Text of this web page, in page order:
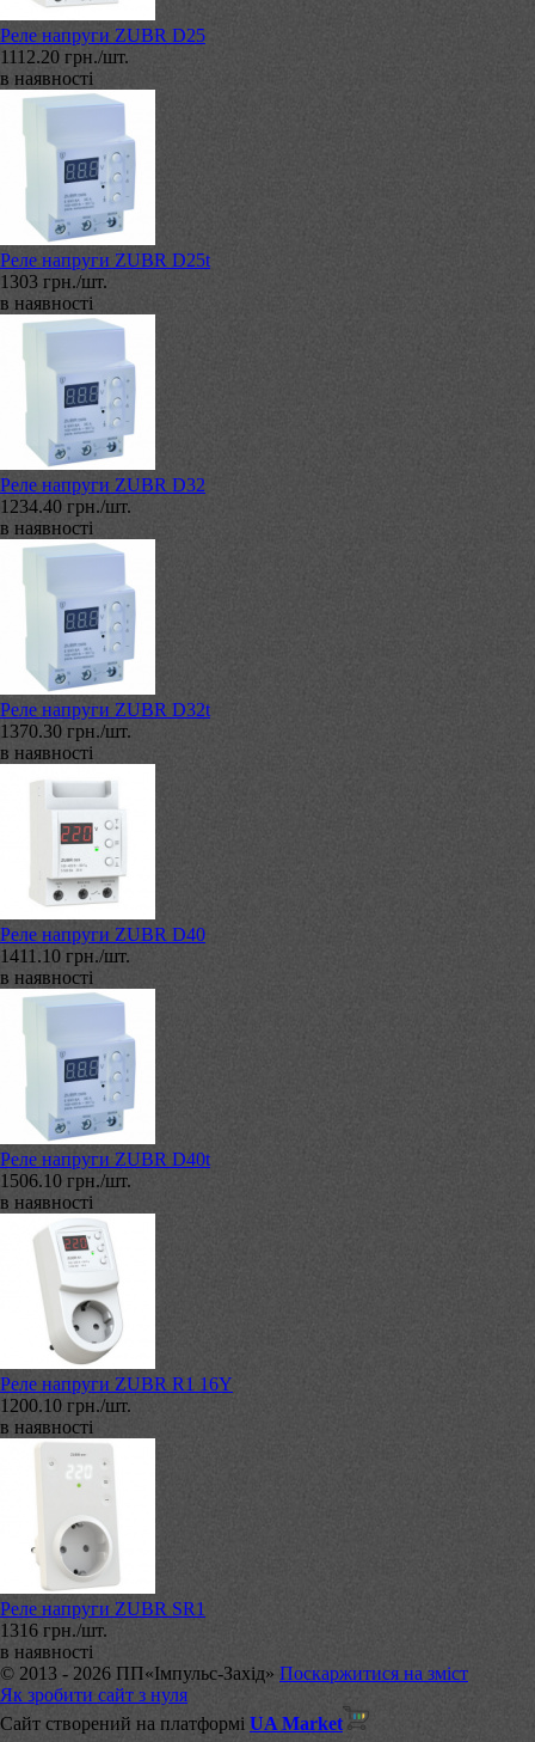
Реле напруги ZUBR D25
1112.20 грн./шт.
в наявності
Реле напруги ZUBR D25t
1303 грн./шт.
в наявності
Реле напруги ZUBR D32
1234.40 грн./шт.
в наявності
Реле напруги ZUBR D32t
1370.30 грн./шт.
в наявності
Реле напруги ZUBR D40
1411.10 грн./шт.
в наявності
Реле напруги ZUBR D40t
1506.10 грн./шт.
в наявності
Реле напруги ZUBR R1 16Y
1200.10 грн./шт.
в наявності
Реле напруги ZUBR SR1
1316 грн./шт.
в наявності
© 2013 - 2026 ПП«Імпульс-Захід» Поскаржитися на зміст
Як зробити сайт з нуля
Сайт створений на платформі UA Market